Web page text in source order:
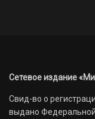
Сетевое издание
Свид-во о
выдано